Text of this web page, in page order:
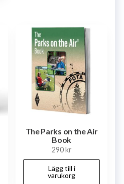
The Parks on the Air
Book
290kr
Lägg till i
varukorg